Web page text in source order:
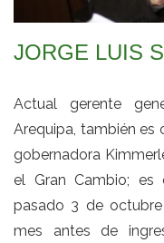
JORGE LUIS
Actual gerente
Arequipa, también
gobernadora
el Gran Cambio; es
pasado 3 de
mes antes de